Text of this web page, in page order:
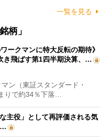
一覧を見る
柄」
ークマンに特大反転の期待》
き飛ばす第1四半期決算、…
ン（東証スタンダード・
りで約34％下落…
主役」として再評価される気